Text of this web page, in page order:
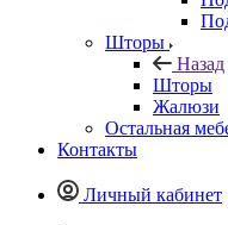
Шторы
Назад
Шторы
Жалюзи
Остальная
Контакты
Личный кабинет